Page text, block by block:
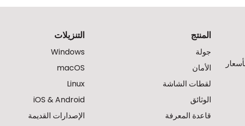
المنتج
جولة
الأمان
لقطات الشاشة
الوثائق
قاعدة المعرفة
التنزيلات
Windows
macOS
Linux
iOS & Android
الإصدارات القديمة